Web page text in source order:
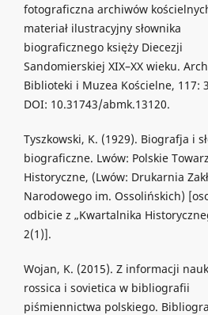
fotograficzna archiwów
materiał ilustracyjny słownika
biograficznego księży Diecezji
Sandomierskiej XIX–XX wieku.
Biblioteki i Muzea Kościelne, 117:
DOI: 10.31743/abmk.13120.
Tyszkowski, K. (1929). Biografja i
biograficzne. Lwów: Polskie
Historyczne, (Lwów: Drukarnia
Narodowego im. Ossolińskich)
odbicie z „Kwartalnika
2(1)].
Wojan, K. (2015). Z informacji
rossica i sovietica w bibliografii
piśmiennictwa polskiego.